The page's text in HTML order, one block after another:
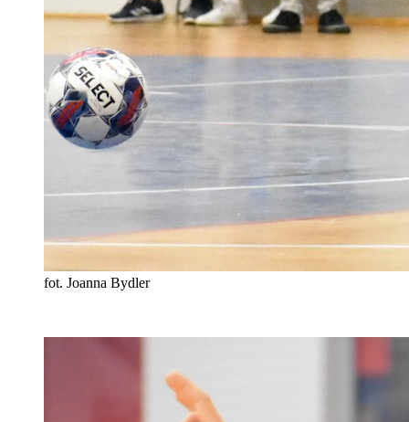
fot. Joanna Bydler